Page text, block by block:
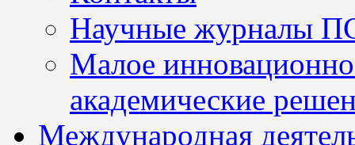
Научные журналы
Малое
академические
Международная